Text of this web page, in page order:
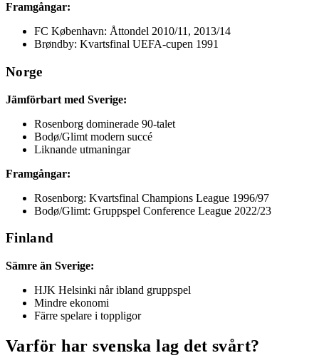
Framgångar:
FC København: Åttondel 2010/11, 2013/14
Brøndby: Kvartsfinal UEFA-cupen 1991
Norge
Jämförbart med Sverige:
Rosenborg dominerade 90-talet
Bodø/Glimt modern succé
Liknande utmaningar
Framgångar:
Rosenborg: Kvartsfinal Champions League 1996/97
Bodø/Glimt: Gruppspel Conference League 2022/23
Finland
Sämre än Sverige:
HJK Helsinki når ibland gruppspel
Mindre ekonomi
Färre spelare i toppligor
Varför har svenska lag det svårt?